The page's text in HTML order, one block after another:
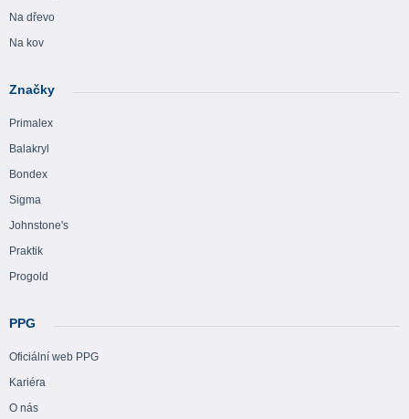
Na dřevo
Na kov
Značky
Primalex
Balakryl
Bondex
Sigma
Johnstone's
Praktik
Progold
PPG
Oficiální web PPG
Kariéra
O nás